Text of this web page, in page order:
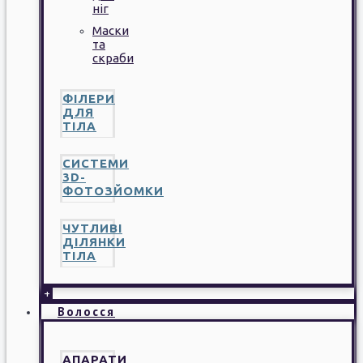
ніг
Маски
та
скраби
ФІЛЕРИ
ДЛЯ
ТІЛА
СИСТЕМИ
3D-
ФОТОЗЙОМКИ
ЧУТЛИВІ
ДІЛЯНКИ
ТІЛА
+
Волосся
АПАРАТИ